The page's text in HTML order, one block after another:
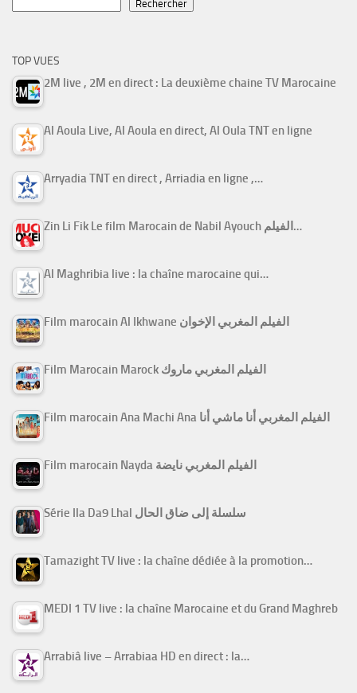
Rechercher
TOP VUES
2M live , 2M en direct : La deuxième chaine TV Marocaine
Al Aoula Live, Al Aoula en direct, Al Oula TNT en ligne
Arryadia TNT en direct , Arriadia en ligne ,…
Zin Li Fik Le film Marocain de Nabil Ayouch الفيلم…
Al Maghribia live : la chaîne marocaine qui…
Film marocain Al Ikhwane الفيلم المغربي الإخوان
Film Marocain Marock الفيلم المغربي ماروك
Film marocain Ana Machi Ana الفيلم المغربي أنا ماشي أنا
Film marocain Nayda الفيلم المغربي نايضة
Série Ila Da9 Lhal سلسلة إلى ضاق الحال
Tamazight TV live : la chaîne dédiée à la promotion…
MEDI 1 TV live : la chaîne Marocaine et du Grand Maghreb
Arrabiâ live – Arrabiaa HD en direct : la…